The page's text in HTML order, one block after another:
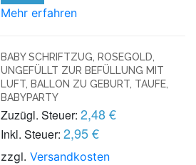
Mehr erfahren
BABY SCHRIFTZUG, ROSEGOLD,
UNGEFÜLLT ZUR BEFÜLLUNG MIT
LUFT, BALLON ZU GEBURT, TAUFE,
BABYPARTY
Zuzügl. Steuer: 2,48 €
Inkl. Steuer: 2,95 €
zzgl.Versandkosten